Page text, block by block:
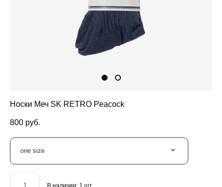
Носки Меч SK RETRO Peacock
800 pуб.
one size
В наличии: 1 шт.